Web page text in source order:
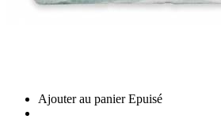
Ajouter au panier Epuisé